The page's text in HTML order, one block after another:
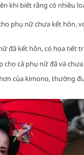
khi biết rằng có nhiều
phụ nữ chưa kết hôn,
đã kết hôn, có họa tiết
cho cả phụ nữ đã và
của kimono, thường